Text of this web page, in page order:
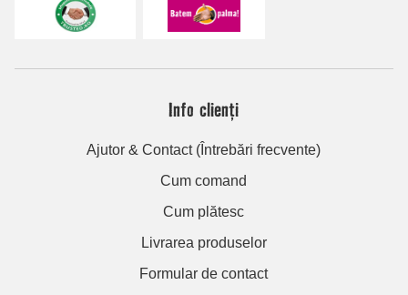
Info clienți
Ajutor & Contact (Întrebări frecvente)
Cum comand
Cum plătesc
Livrarea produselor
Formular de contact